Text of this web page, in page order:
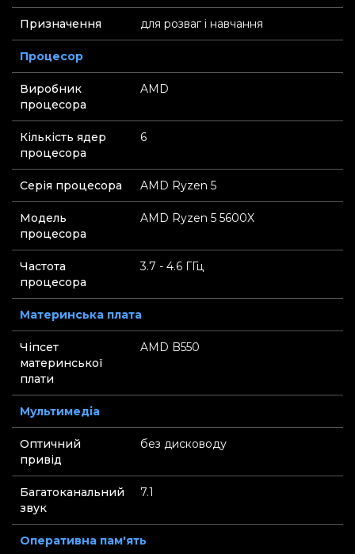
Призначення для розваг і навчання
Процесор
Виробник
процесора
AMD
Кількість ядер
процесора
6
Серія процесора AMD Ryzen 5
Модель
процесора
AMD Ryzen 5 5600X
Частота
процесора
3.7 - 4.6 ГГц
Материнська плата
Чіпсет
материнської
плати
AMD B550
Мультимедіа
Оптичний
привід
без дисководу
Багатоканальний
звук
7.1
Оперативна пам'ять